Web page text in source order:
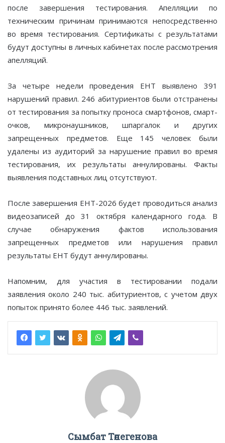
после завершения тестирования. Апелляции по
техническим причинам принимаются непосредственно
во время тестирования. Сертификаты с результатами
будут доступны в личных кабинетах после рассмотрения
апелляций.
За четыре недели проведения ЕНТ выявлено 391
нарушений правил. 246 абитуриентов были отстранены
от тестирования за попытку проноса смартфонов, смарт-
очков, микронаушников, шпаргалок и других
запрещенных предметов. Еще 145 человек были
удалены из аудиторий за нарушение правил во время
тестирования, их результаты аннулированы. Факты
выявления подставных лиц отсутствуют.
После завершения ЕНТ-2026 будет проводиться анализ
видеозаписей до 31 октября календарного года. В
случае обнаружения фактов использования
запрещенных предметов или нарушения правил
результаты ЕНТ будут аннулированы.
Напомним, для участия в тестировании подали
заявления около 240 тыс. абитуриентов, с учетом двух
попыток принято более 446 тыс. заявлений.
Сымбат Төлегенова